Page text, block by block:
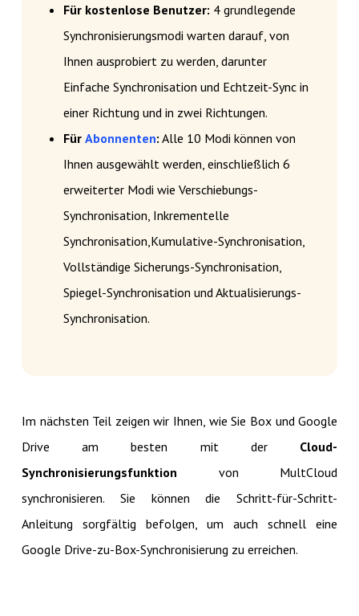
Für kostenlose Benutzer: 4 grundlegende
Synchronisierungsmodi warten darauf, von
Ihnen ausprobiert zu werden, darunter
Einfache Synchronisation und Echtzeit-Sync in
einer Richtung und in zwei Richtungen.
Für Abonnenten: Alle 10 Modi können von
Ihnen ausgewählt werden, einschließlich 6
erweiterter Modi wie Verschiebungs-
Synchronisation, Inkrementelle
Synchronisation,Kumulative-Synchronisation,
Vollständige Sicherungs-Synchronisation,
Spiegel-Synchronisation und Aktualisierungs-
Synchronisation.
Im nächsten Teil zeigen wir Ihnen, wie Sie Box und Google
Drive am besten mit der Cloud-
Synchronisierungsfunktion von MultCloud
synchronisieren. Sie können die Schritt-für-Schritt-
Anleitung sorgfältig befolgen, um auch schnell eine
Google Drive-zu-Box-Synchronisierung zu erreichen.